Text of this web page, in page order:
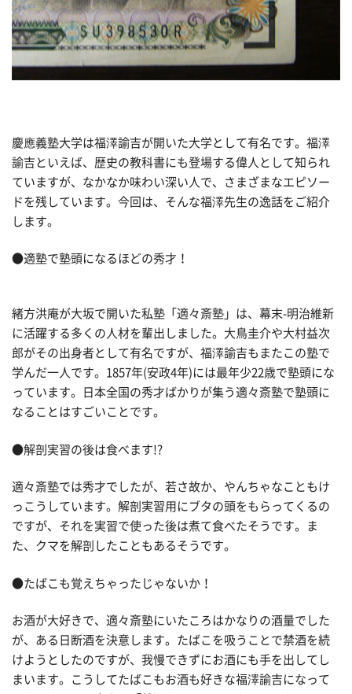
慶應義塾大学は福澤諭吉が開いた大学として有名です。福澤
諭吉といえば、歴史の教科書にも登場する偉人として知られ
ていますが、なかなか味わい深い人で、さまざまなエピソー
ドを残しています。今回は、そんな福澤先生の逸話をご紹介
します。
●適塾で塾頭になるほどの秀才！
緒方洪庵が大坂で開いた私塾「適々斎塾」は、幕末-明治維新
に活躍する多くの人材を輩出しました。大鳥圭介や大村益次
郎がその出身者として有名ですが、福澤諭吉もまたこの塾で
学んだ一人です。1857年(安政4年)には最年少22歳で塾頭にな
っています。日本全国の秀才ばかりが集う適々斎塾で塾頭に
なることはすごいことです。
●解剖実習の後は食べます!?
適々斎塾では秀才でしたが、若さ故か、やんちゃなこともけ
っこうしています。解剖実習用にブタの頭をもらってくるの
ですが、それを実習で使った後は煮て食べたそうです。ま
た、クマを解剖したこともあるそうです。
●たばこも覚えちゃったじゃないか！
お酒が大好きで、適々斎塾にいたころはかなりの酒量でした
が、ある日断酒を決意します。たばこを吸うことで禁酒を続
けようとしたのですが、我慢できずにお酒にも手を出してし
まいます。こうしてたばこもお酒も好きな福澤諭吉になって